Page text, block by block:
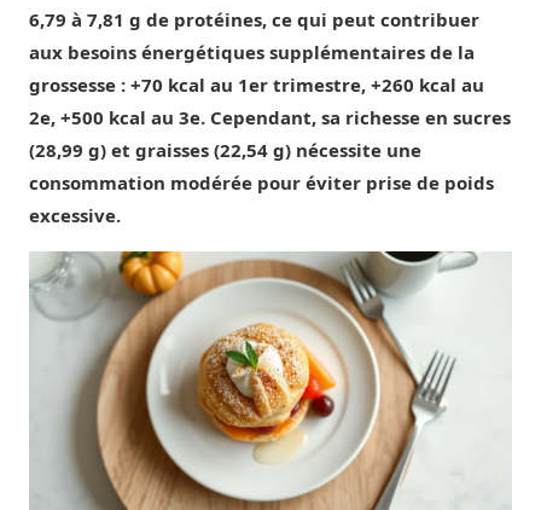
6,79 à 7,81 g de protéines, ce qui peut contribuer
aux besoins énergétiques supplémentaires de la
grossesse : +70 kcal au 1er trimestre, +260 kcal au
2e, +500 kcal au 3e. Cependant, sa richesse en sucres
(28,99 g) et graisses (22,54 g) nécessite une
consommation modérée pour éviter prise de poids
excessive.